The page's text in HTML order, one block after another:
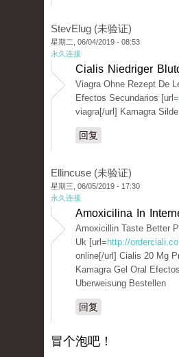
StevElug (未验证)
星期二, 06/04/2019 - 08:53
永久连接
Cialis Niedriger
Viagra Ohne Rezept De
Efectos Secundarios [url=
viagra[/url] Kamagra
回复
Ellincuse (未验证)
星期三, 06/05/2019 - 17:30
永久连接
Amoxicilina In
Amoxicillin Taste Better
Uk [url= http://
online[/url] Cialis 20 Mg
Kamagra Gel Oral
Uberweisung Bestellen
回复
冒个泡吧！